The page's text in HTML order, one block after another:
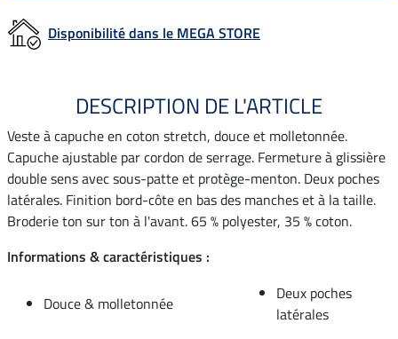
Disponibilité dans le MEGA STORE
DESCRIPTION DE L'ARTICLE
Veste à capuche en coton stretch, douce et molletonnée.
Capuche ajustable par cordon de serrage. Fermeture à glissière
double sens avec sous-patte et protège-menton. Deux poches
latérales. Finition bord-côte en bas des manches et à la taille.
Broderie ton sur ton à l'avant. 65 % polyester, 35 % coton.
Informations & caractéristiques :
Douce & molletonnée
Deux poches
latérales